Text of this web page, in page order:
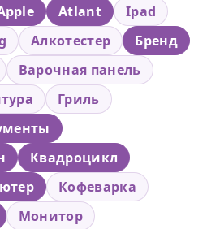
Atlant
Ipad
Алкотестер
Бренд
Варочная панель
Гриль
Квадроцикл
Кофеварка
Монитор